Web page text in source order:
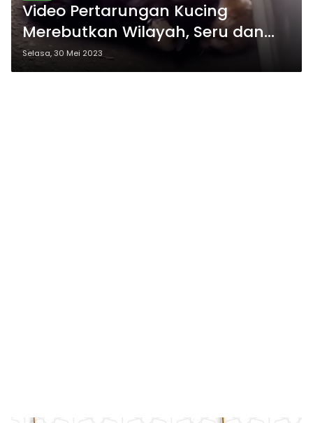
Video Pertarungan Kucing
Merebutkan Wilayah, Seru dan
Menegangkan
Selasa, 30 Mei 2023